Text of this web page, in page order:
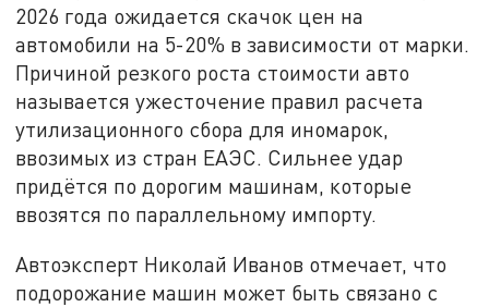
2026 года ожидается скачок цен на
автомобили на 5-20% в зависимости от марки.
Причиной резкого роста стоимости авто
называется ужесточение правил расчета
утилизационного сбора для иномарок,
ввозимых из стран ЕАЭС. Сильнее удар
придётся по дорогим машинам, которые
ввозятся по параллельному импорту.
Автоэксперт Николай Иванов отмечает, что
подорожание машин может быть связано с